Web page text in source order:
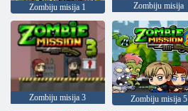
Zombiju misija 1 Zombiju misija
Zombiju misija 3 Zombiju misija 5